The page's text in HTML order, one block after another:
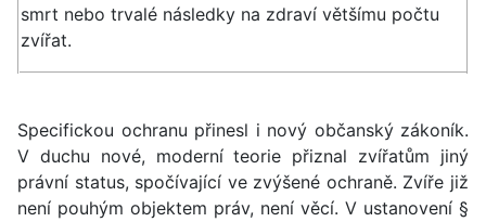
smrt nebo trvalé následky na zdraví většímu počtu
zvířat.
Specifickou ochranu přinesl i nový občanský zákoník.
V duchu nové, moderní teorie přiznal zvířatům jiný
právní status, spočívající ve zvýšené ochraně. Zvíře již
není pouhým objektem práv, není věcí. V ustanovení §